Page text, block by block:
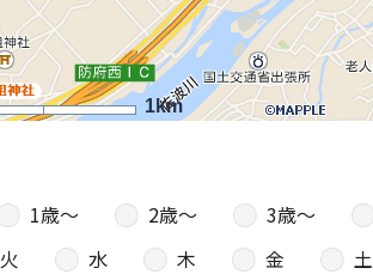
1km
1歳〜 2歳〜 3歳〜
火 水 木 金
土